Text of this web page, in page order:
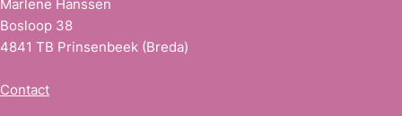
Marlene Hanssen
Bosloop 38
4841 TB Prinsenbeek (Breda)
Contact